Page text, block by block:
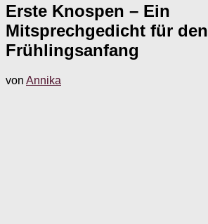
Erste Knospen – Ein
Mitsprechgedicht für den
Frühlingsanfang
von Annika